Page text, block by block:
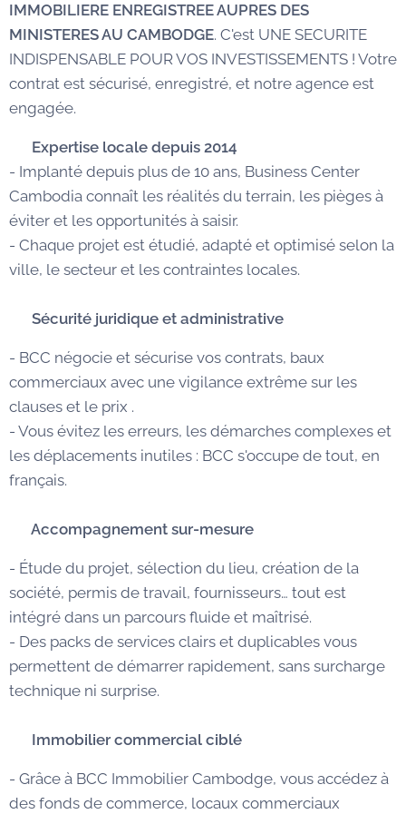
IMMOBILIERE ENREGISTREE AUPRES DES
MINISTERES AU CAMBODGE. C'est UNE SECURITE
INDISPENSABLE POUR VOS INVESTISSEMENTS ! Votre
contrat est sécurisé, enregistré, et notre agence est
engagée.
Expertise locale depuis 2014
- Implanté depuis plus de 10 ans, Business Center
Cambodia connaît les réalités du terrain, les pièges à
éviter et les opportunités à saisir.
- Chaque projet est étudié, adapté et optimisé selon la
ville, le secteur et les contraintes locales.
🛡️ Sécurité juridique et administrative
- BCC négocie et sécurise vos contrats, baux
commerciaux avec une vigilance extrême sur les
clauses et le prix .
- Vous évitez les erreurs, les démarches complexes et
les déplacements inutiles : BCC s'occupe de tout, en
français.
🧭 Accompagnement sur-mesure
- Étude du projet, sélection du lieu, création de la
société, permis de travail, fournisseurs… tout est
intégré dans un parcours fluide et maîtrisé.
- Des packs de services clairs et duplicables vous
permettent de démarrer rapidement, sans surcharge
technique ni surprise.
Immobilier commercial ciblé
- Grâce à BCC Immobilier Cambodge, vous accédez à
des fonds de commerce, locaux commerciaux